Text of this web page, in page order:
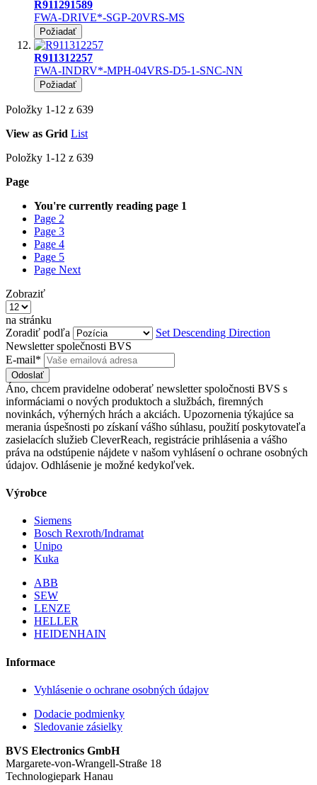
R911291589
FWA-DRIVE*-SGP-20VRS-MS
Požiadať
R911312257
FWA-INDRV*-MPH-04VRS-D5-1-SNC-NN
Požiadať
Položky 1-12 z 639
View as Grid List
Položky 1-12 z 639
Page
You're currently reading page 1
Page 2
Page 3
Page 4
Page 5
Page Next
Zobraziť
na stránku
Zoradiť podľa
Set Descending Direction
Newsletter společnosti BVS
E-mail*
Odoslať
Áno, chcem pravidelne odoberať newsletter spoločnosti BVS s
informáciami o nových produktoch a službách, firemných
novinkách, výherných hrách a akciách. Upozornenia týkajúce sa
merania úspešnosti po získaní vášho súhlasu, použití poskytovateľa
zasielacích služieb CleverReach, registrácie prihlásenia a vášho
práva na odstúpenie nájdete v našom vyhlásení o ochrane osobných
údajov. Odhlásenie je možné kedykoľvek.
Výrobce
Siemens
Bosch Rexroth/Indramat
Unipo
Kuka
ABB
SEW
LENZE
HELLER
HEIDENHAIN
Informace
Vyhlásenie o ochrane osobných údajov
Dodacie podmienky
Sledovanie zásielky
BVS Electronics GmbH
Margarete-von-Wrangell-Straße 18
Technologiepark Hanau